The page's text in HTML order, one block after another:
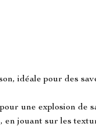
idéale pour des
une explosion de
jouant sur les